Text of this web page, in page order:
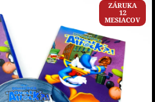
ZÁRUKA
12
MESIACOV